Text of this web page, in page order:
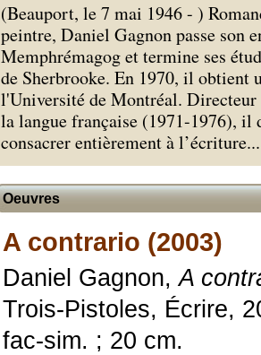
(Beauport, le 7 mai 1946 - )
peintre, Daniel Gagnon passe son
Memphrémagog et termine ses
de Sherbrooke. En 1970, il obtient
l'Université de Montréal. Directeur
la langue française (1971-1976), il
consacrer entièrement à l’écriture.
Oeuvres
A contrario (2003)
Daniel Gagnon,A
Trois-Pistoles, Écrire,
fac-sim. ; 20 cm.